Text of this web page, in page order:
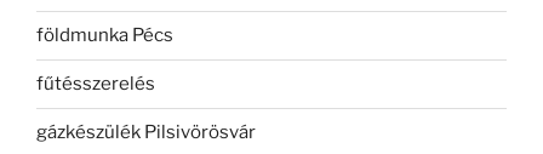
földmunka Pécs
fűtésszerelés
gázkészülék Pilsivörösvár